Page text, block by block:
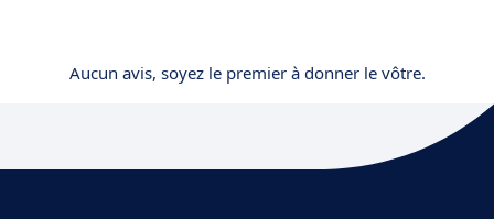
Aucun avis, soyez le premier à donner le vôtre.